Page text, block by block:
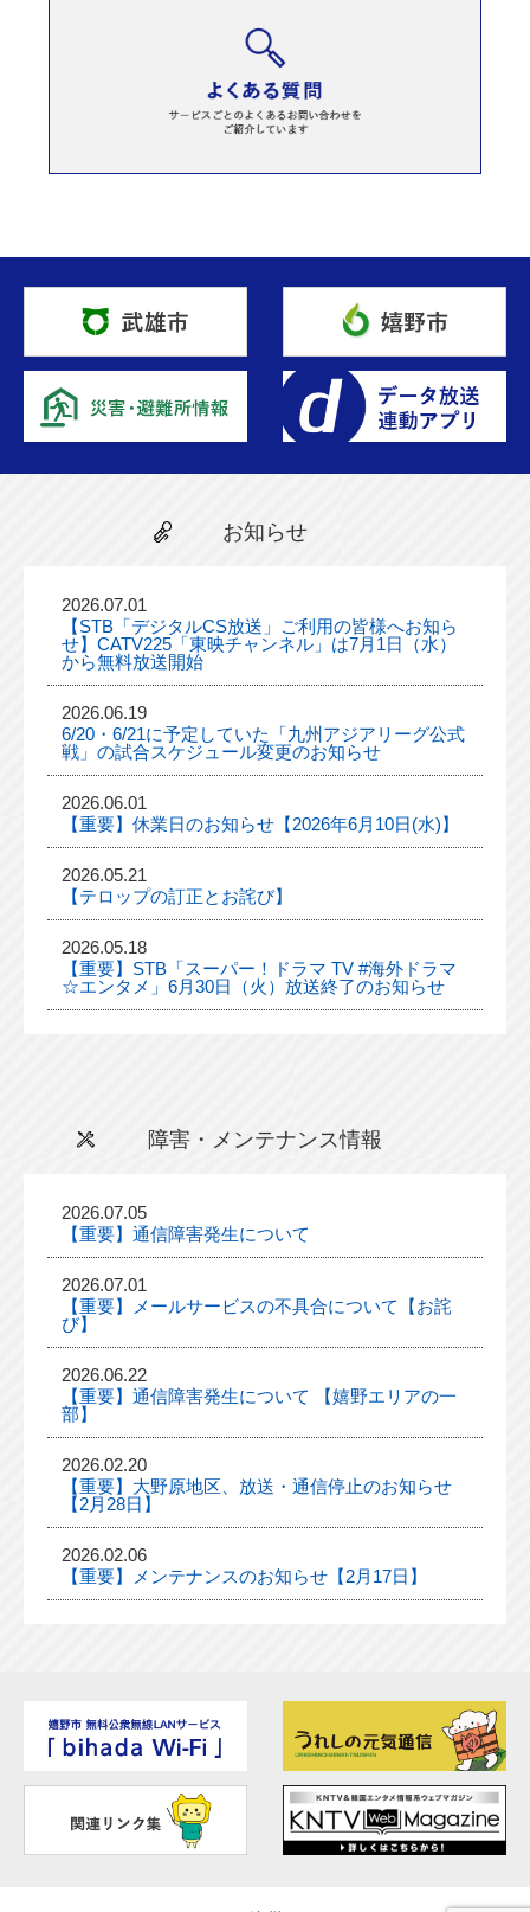
お知らせ
2026.07.01
【STB「デジタルCS放送」ご利用の皆様へお知ら
せ】CATV225「東映チャンネル」は7月1日（水）
から無料放送開始
2026.06.19
6/20・6/21に予定していた「九州アジアリーグ公式
戦」の試合スケジュール変更のお知らせ
2026.06.01
【重要】休業日のお知らせ【2026年6月10日(水)】
2026.05.21
【テロップの訂正とお詫び】
2026.05.18
【重要】STB「スーパー！ドラマ TV #海外ドラマ
☆エンタメ」6月30日（火）放送終了のお知らせ
障害・メンテナンス情報
2026.07.05
【重要】通信障害発生について
2026.07.01
【重要】メールサービスの不具合について【お詫
び】
2026.06.22
【重要】通信障害発生について 【嬉野エリアの一
部】
2026.02.20
【重要】大野原地区、放送・通信停止のお知らせ
【2月28日】
2026.02.06
【重要】メンテナンスのお知らせ【2月17日】